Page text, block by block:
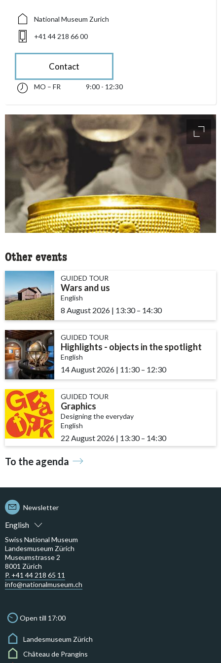
National Museum Zurich
+41 44 218 66 00
Contact
accessibility.sr-only.opening_hours
Monday till Friday 09:00 - 12:30
MO – FR 9:00 - 12:30
Other events
GUIDED TOUR
Wars and us
English
8 August 2026 | 13:30accessibility.time_to
– 14:30
GUIDED TOUR
Highlights - objects in the spotlight
English
14 August 2026 | 11:30accessibility.time_to
– 12:30
GUIDED TOUR
Graphics
Designing the everyday
English
22 August 2026 | 13:30accessibility.time_to
– 14:30
To the agenda
English
Newsletter
Swiss National Museum
Landesmuseum Zürich
Museumstrasse 2
8001 Zürich
P. +41 44 218 65 11
info@nationalmuseum.ch
Open till 17:00
Landesmuseum Zürich
Château de Prangins